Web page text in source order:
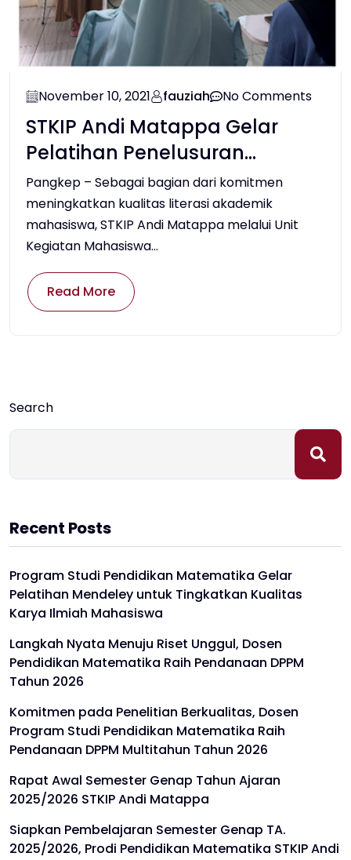
November 10, 2021 fauziah No Comments
STKIP Andi Matappa Gelar
Pelatihan Penelusuran
Referensi untuk Tingkatkan
Kualitas Akademik Mahasiswa
Pangkep – Sebagai bagian dari komitmen
meningkatkan kualitas literasi akademik
mahasiswa, STKIP Andi Matappa melalui Unit
Kegiatan Mahasiswa...
Read More
Search
Recent Posts
Program Studi Pendidikan Matematika Gelar
Pelatihan Mendeley untuk Tingkatkan Kualitas
Karya Ilmiah Mahasiswa
Langkah Nyata Menuju Riset Unggul, Dosen
Pendidikan Matematika Raih Pendanaan DPPM
Tahun 2026
Komitmen pada Penelitian Berkualitas, Dosen
Program Studi Pendidikan Matematika Raih
Pendanaan DPPM Multitahun Tahun 2026
Rapat Awal Semester Genap Tahun Ajaran
2025/2026 STKIP Andi Matappa
Siapkan Pembelajaran Semester Genap TA.
2025/2026, Prodi Pendidikan Matematika STKIP Andi